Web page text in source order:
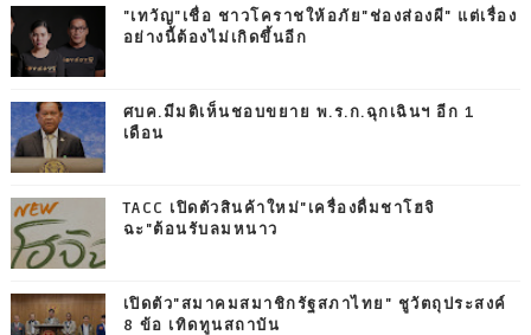
"เทวัญ"เชื่อ ชาวโคราชให้อภัย"ช่องส่องผี" แต่เรื่อง
อย่างนี้ต้องไม่เกิดขึ้นอีก
ศบค.มีมติเห็นชอบขยาย พ.ร.ก.ฉุกเฉินฯ อีก 1
เดือน
TACC เปิดตัวสินค้าใหม่"เครื่องดื่มชาโฮจิ
ฉะ"ต้อนรับลมหนาว
เปิดตัว"สมาคมสมาชิกรัฐสภาไทย" ชูวัตถุประสงค์
8 ข้อ เทิดทูนสถาบัน